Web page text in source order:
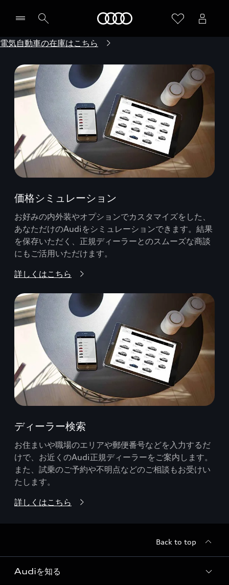
電気自動車の在庫はこちら
価格シミュレーション
お好みの内外装やオプションでカスタマイズをした、
あなただけのAudiをシミュレーションできます。結果
を保存いただく、正規ディーラーとのスムーズな商談
にもご活用いただけます。
詳しくはこちら
ディーラー検索
お住まいや職場のエリアや郵便番号などを入力するだ
けで、お近くのAudi正規ディーラーをご案内します。
また、試乗のご予約や不明点などのご相談もお受けい
たします。
詳しくはこちら
Back to top
Audiを知る